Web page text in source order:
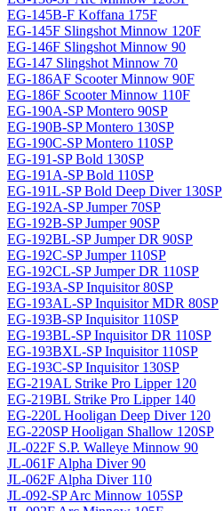
EG-145B-F Koffana 175F
EG-145F Slingshot Minnow 120F
EG-146F Slingshot Minnow 90
EG-147 Slingshot Minnow 70
EG-186AF Scooter Minnow 90F
EG-186F Scooter Minnow 110F
EG-190A-SP Montero 90SP
EG-190B-SP Montero 130SP
EG-190C-SP Montero 110SP
EG-191-SP Bold 130SP
EG-191A-SP Bold 110SP
EG-191L-SP Bold Deep Diver 130SP
EG-192A-SP Jumper 70SP
EG-192B-SP Jumper 90SP
EG-192BL-SP Jumper DR 90SP
EG-192C-SP Jumper 110SP
EG-192CL-SP Jumper DR 110SP
EG-193A-SP Inquisitor 80SP
EG-193AL-SP Inquisitor MDR 80SP
EG-193B-SP Inquisitor 110SP
EG-193BL-SP Inquisitor DR 110SP
EG-193BXL-SP Inquisitor 110SP
EG-193C-SP Inquisitor 130SP
EG-219AL Strike Pro Lipper 120
EG-219BL Strike Pro Lipper 140
EG-220L Hooligan Deep Diver 120
EG-220SP Hooligan Shallow 120SP
JL-022F S.P. Walleye Minnow 90
JL-061F Alpha Diver 90
JL-062F Alpha Diver 110
JL-092-SP Arc Minnow 105SP